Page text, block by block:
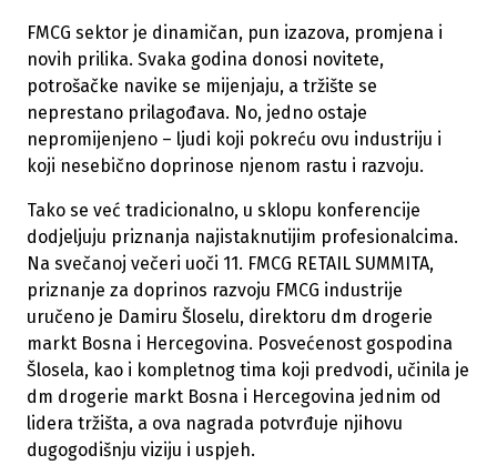
FMCG sektor je dinamičan, pun izazova, promjena i
novih prilika. Svaka godina donosi novitete,
potrošačke navike se mijenjaju, a tržište se
neprestano prilagođava. No, jedno ostaje
nepromijenjeno – ljudi koji pokreću ovu industriju i
koji nesebično doprinose njenom rastu i razvoju.
Tako se već tradicionalno, u sklopu konferencije
dodjeljuju priznanja najistaknutijim profesionalcima.
Na svečanoj večeri uoči 11. FMCG RETAIL SUMMITA,
priznanje za doprinos razvoju FMCG industrije
uručeno je Damiru Šloselu, direktoru dm drogerie
markt Bosna i Hercegovina. Posvećenost gospodina
Šlosela, kao i kompletnog tima koji predvodi, učinila je
dm drogerie markt Bosna i Hercegovina jednim od
lidera tržišta, a ova nagrada potvrđuje njihovu
dugogodišnju viziju i uspjeh.